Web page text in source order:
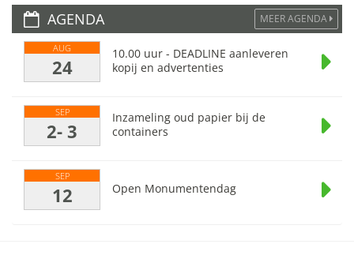
AGENDA MEER AGENDA
AUG
24
10.00 uur - DEADLINE aanleveren
kopij en advertenties
SEP
2- 3
Inzameling oud papier bij de
containers
SEP
12 Open Monumentendag